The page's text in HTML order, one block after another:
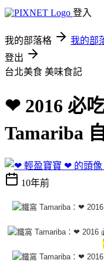
登入
我的部落格 我的部
登出
台北美食 美味食記
❤ 2016 必
Tamariba
10年前